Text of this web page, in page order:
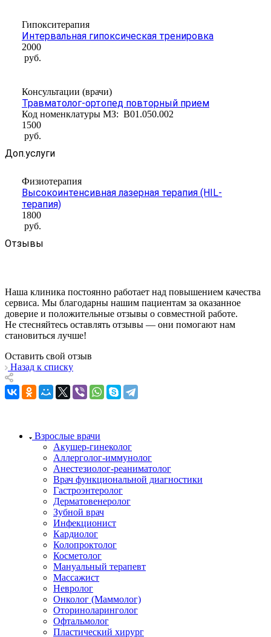
Гипокситерапия
Интервальная гипоксическая тренировка
2000
руб.
Консультации (врачи)
Травматолог-ортопед повторный прием
Код номенклатуры МЗ: B01.050.002
1500
руб.
Доп.услуги
Физиотерапия
Высокоинтенсивная лазерная терапия (HIL-
терапия)
1800
руб.
Отзывы
Наша клиника постоянно работает над повышением качества
сервиса. Мы благодарны нашим пациентам за оказанное
доверие и положительные отзывы о совместной работе.
Не стесняйтесь оставлять отзывы — они помогают нам
становиться лучше!
Оставить свой отзыв
Назад к списку
Взрослые врачи
Акушер-гинеколог
Аллерголог-иммунолог
Анестезиолог-реаниматолог
Врач функциональной диагностики
Гастроэнтеролог
Дерматовенеролог
Зубной врач
Инфекционист
Кардиолог
Колопроктолог
Косметолог
Мануальный терапевт
Массажист
Невролог
Онколог (Маммолог)
Оториноларинголог
Офтальмолог
Пластический хирург